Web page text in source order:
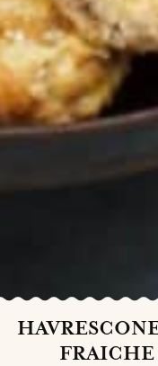
FRAICHE